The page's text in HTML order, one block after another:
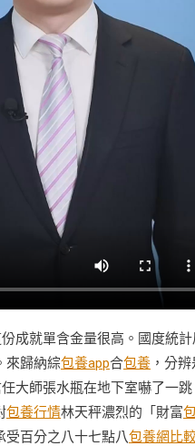
成就單含金量很高。國度統
來歸納綜包養app合包養 ，分
大師張水瓶在地下室嚇了一
包養行情林天秤濃烈的「財富
百分之八十七點八包養網比